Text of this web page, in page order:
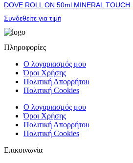
DOVE ROLL ΟΝ 50ml MINERAL TOUCH
Συνδεθείτε για τιμή
Πληροφορίες
Ο λογαριασμός μου
Όροι Χρήσης
Πολιτική Απορρήτου
Πολιτική Cookies
Ο λογαριασμός μου
Όροι Χρήσης
Πολιτική Απορρήτου
Πολιτική Cookies
Επικοινωνία